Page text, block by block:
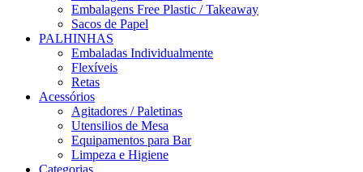
Embalagens Free Plastic / Takeaway
Sacos de Papel
PALHINHAS
Embaladas Individualmente
Flexíveis
Retas
Acessórios
Agitadores / Paletinas
Utensilios de Mesa
Equipamentos para Bar
Limpeza e Higiene